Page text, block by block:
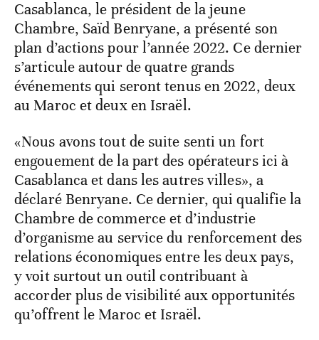
Casablanca, le président de la jeune
Chambre, Saïd Benryane, a présenté son
plan d’actions pour l’année 2022. Ce dernier
s’articule autour de quatre grands
événements qui seront tenus en 2022, deux
au Maroc et deux en Israël.
«Nous avons tout de suite senti un fort
engouement de la part des opérateurs ici à
Casablanca et dans les autres villes», a
déclaré Benryane. Ce dernier, qui qualifie la
Chambre de commerce et d’industrie
d’organisme au service du renforcement des
relations économiques entre les deux pays,
y voit surtout un outil contribuant à
accorder plus de visibilité aux opportunités
qu’offrent le Maroc et Israël.